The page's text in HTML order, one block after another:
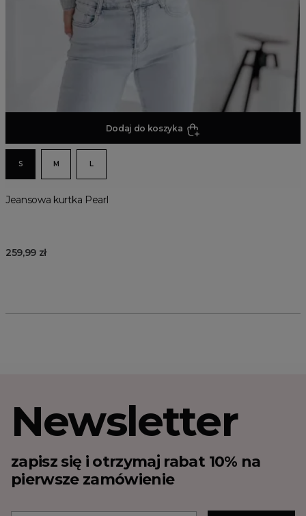
Dodaj do koszyka
S M L
Jeansowa kurtka Pearl
259,99 zł
Newsletter
zapisz się i otrzymaj rabat 10% na
pierwsze zamówienie